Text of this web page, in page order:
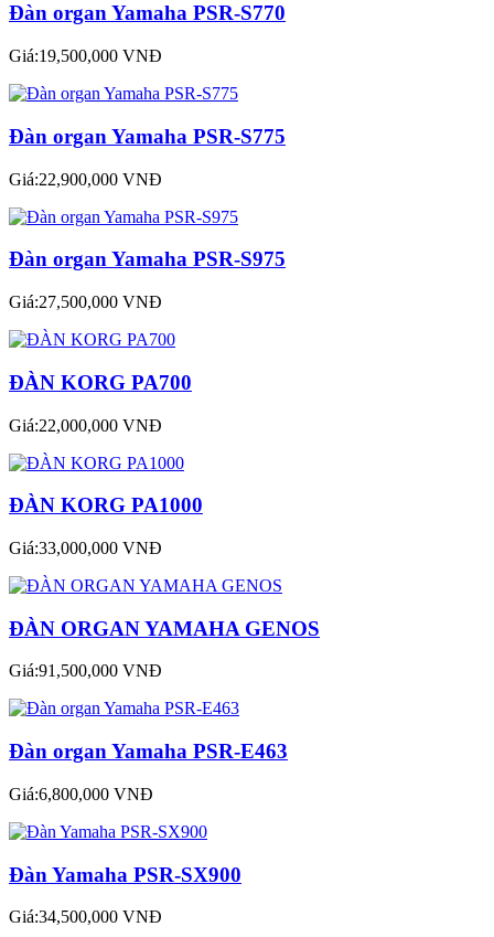
Đàn organ Yamaha PSR-S770
Giá:19,500,000 VNĐ
Đàn organ Yamaha PSR-S775
Giá:22,900,000 VNĐ
Đàn organ Yamaha PSR-S975
Giá:27,500,000 VNĐ
ĐÀN KORG PA700
Giá:22,000,000 VNĐ
ĐÀN KORG PA1000
Giá:33,000,000 VNĐ
ĐÀN ORGAN YAMAHA GENOS
Giá:91,500,000 VNĐ
Đàn organ Yamaha PSR-E463
Giá:6,800,000 VNĐ
Đàn Yamaha PSR-SX900
Giá:34,500,000 VNĐ